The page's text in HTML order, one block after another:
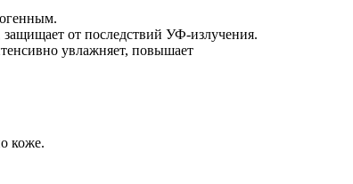
защищает от последствий УФ-излучения.
увлажняет, повышает
коже.